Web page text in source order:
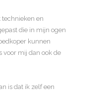
technieken en
die in mijn ogen
kunnen
voor mij dan ook de
is dat ik zelf een